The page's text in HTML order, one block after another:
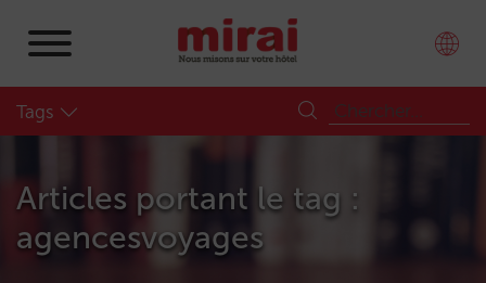
Tags
Articles portant le tag :
agencesvoyages